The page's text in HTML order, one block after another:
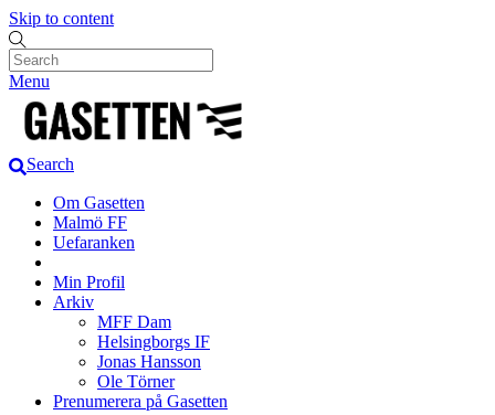
Skip to content
Menu
Search
Om Gasetten
Malmö FF
Uefaranken
Min Profil
Arkiv
MFF Dam
Helsingborgs IF
Jonas Hansson
Ole Törner
Prenumerera på Gasetten